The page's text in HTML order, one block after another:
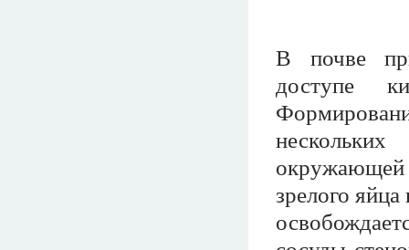
В почве
доступе
окружающей
зрелого